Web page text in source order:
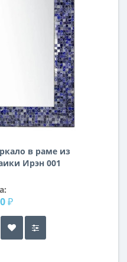
в раме из
Ирэн 001
₽